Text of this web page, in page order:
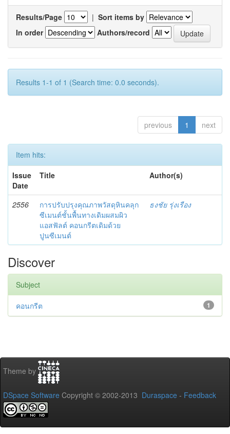
Results/Page | Sort items by
In order
Authors/record
Results 1-1 of 1 (Search time: 0.0 seconds).
previous 1 next
Item hits:
Issue
Date
Title Author(s)
2556
การปรับปรุงคุณภาพวัสดุหินคลุก
ซีเมนต์ชั้นพื้นทางเดิมผสมผิว
แอสฟัลต์ คอนกรีตเดิมด้วย
ปูนซีเมนต์
ธงชัย รุ่งเรือง
Discover
Subject
1
คอนกรีต
Theme by
DSpace Software Copyright © 2002-2013 Duraspace - Feedback